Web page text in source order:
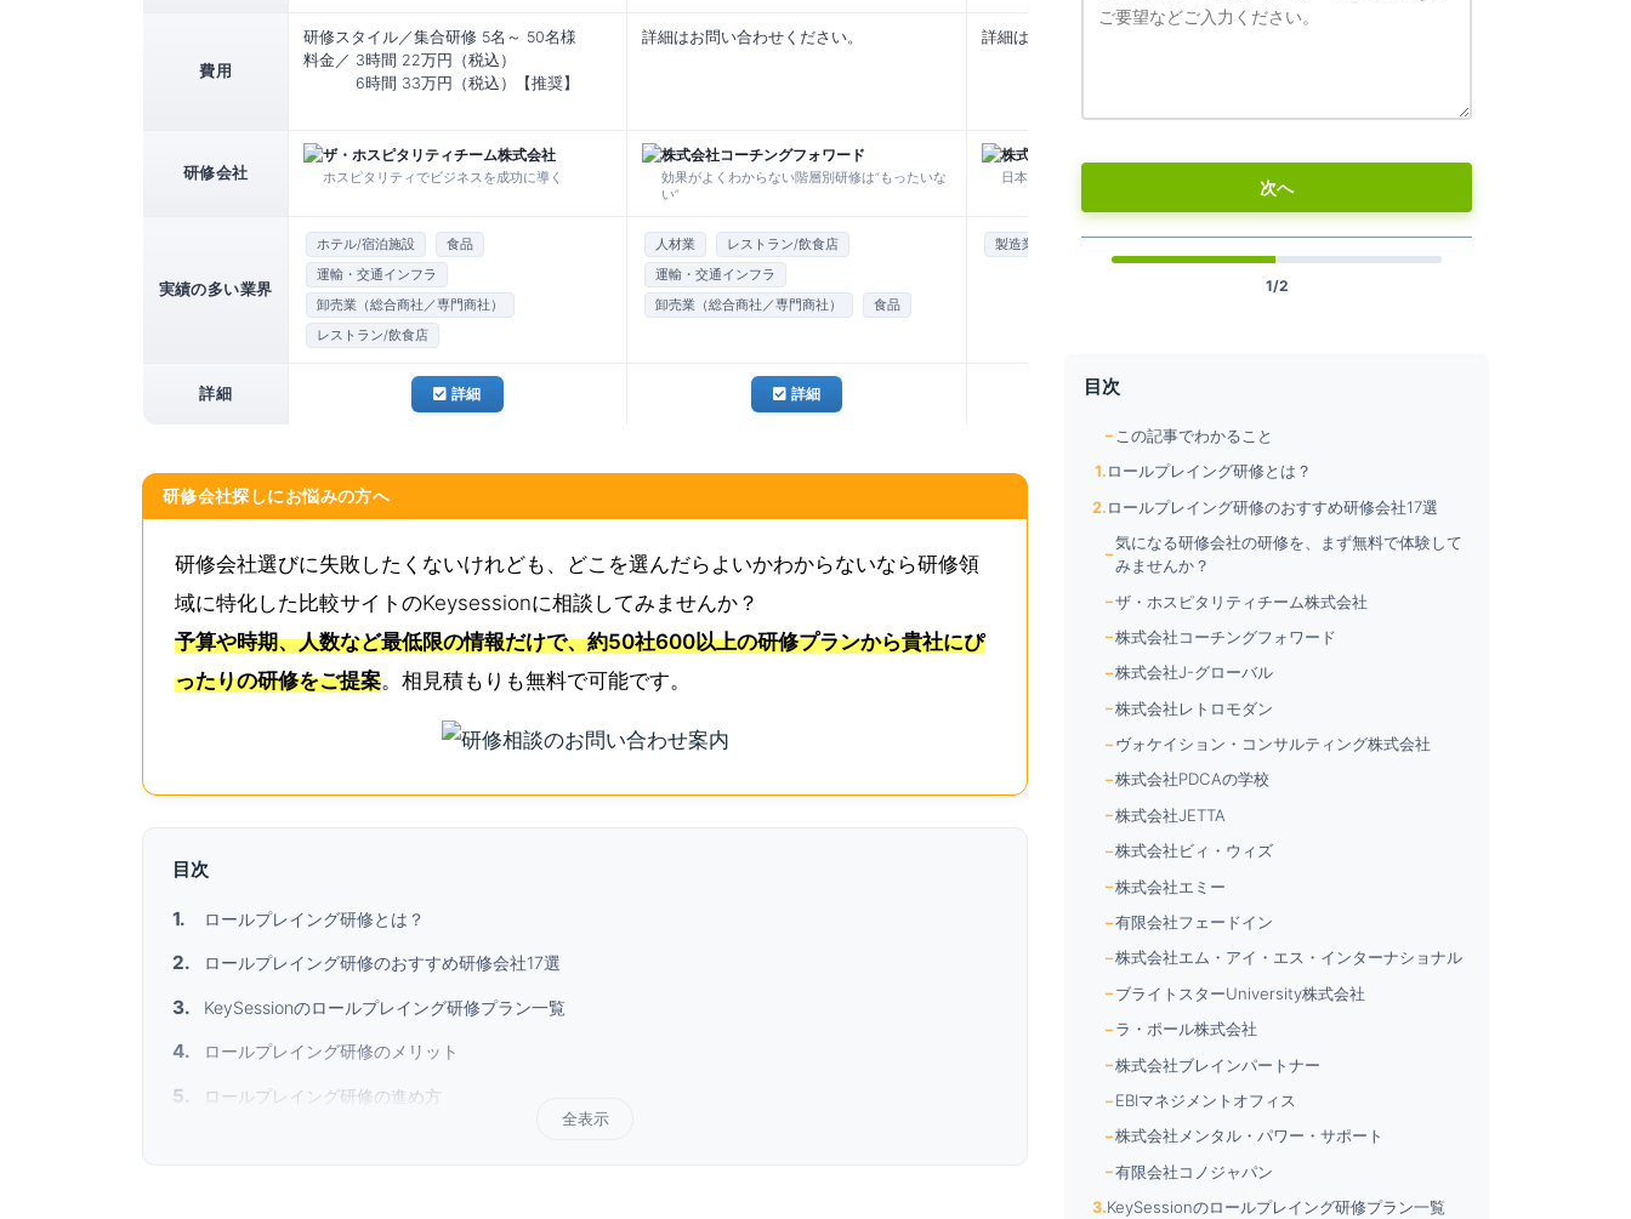
費用
研修スタイル／集合研修 5名～ 50名様
料金／ 3時間 22万円（税込）
6時間 33万円（税込）【推奨】
詳細はお問い合わせください。 詳細はお問い合わせください。
研修会社
ザ・ホスピタリティチーム株式会社
ホスピタリティでビジネスを成功に導く
株式会社コーチングフォワード
効果がよくわからない階層別研修は“もったいな
い”
株式会社J-グローバル
日本企業の国際化をお手伝い
実績の多い業界
ホテル/宿泊施設
食品
運輸・交通インフラ
卸売業（総合商社／専門商社）
レストラン/飲食店
人材業
レストラン/飲食店
運輸・交通インフラ
卸売業（総合商社／専門商社）
食品
製造業
詳細 詳細 詳細
研修会社探しにお悩みの方へ
研修会社選びに失敗したくないけれども、どこを選んだらよいかわからないなら研修領
域に特化した比較サイトのKeysessionに相談してみませんか？
予算や時期、人数など最低限の情報だけで、約50社600以上の研修プランから貴社にぴ
ったりの研修をご提案。相見積もりも無料で可能です。
目次
ロールプレイング研修とは？
ロールプレイング研修のおすすめ研修会社17選
KeySessionのロールプレイング研修プラン一覧
ロールプレイング研修のメリット
ロールプレイング研修の進め方
全表示
次へ
1/2
目次
この記事でわかること
ロールプレイング研修とは？
ロールプレイング研修のおすすめ研修会社17選
気になる研修会社の研修を、まず無料で体験して
みませんか？
ザ・ホスピタリティチーム株式会社
株式会社コーチングフォワード
株式会社J-グローバル
株式会社レトロモダン
ヴォケイション・コンサルティング株式会社
株式会社PDCAの学校
株式会社JETTA
株式会社ビィ・ウィズ
株式会社エミー
有限会社フェードイン
株式会社エム・アイ・エス・インターナショナル
ブライトスターUniversity株式会社
ラ・ポール株式会社
株式会社ブレインパートナー
EBIマネジメントオフィス
株式会社メンタル・パワー・サポート
有限会社コノジャパン
KeySessionのロールプレイング研修プラン一覧